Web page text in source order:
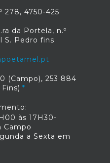
278, 4750-425
da Portela, n.º
S. Pedro fins
(Campo), 253 884
às 17H30-
Campo
a Sexta em